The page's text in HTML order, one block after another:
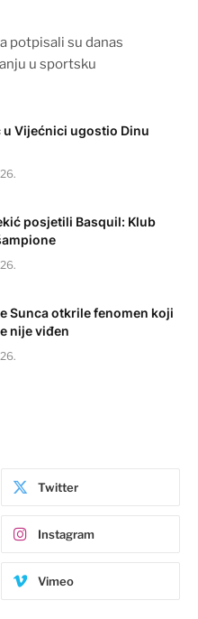
potpisali su danas
u sportsku
u Vijećnici ugostio Dinu
posjetili Basquil: Klub
Sunca otkrile fenomen koji
nije viđen
Twitter
Instagram
Vimeo